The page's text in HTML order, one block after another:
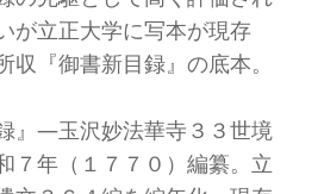
が立正大学に写本が現存
収『御書新目録』の底本。
』―玉沢妙法華寺３３世境
７年（１７７０）編纂。立